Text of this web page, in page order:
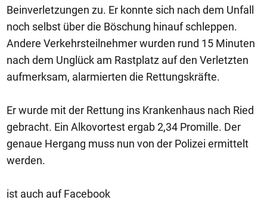
Beinverletzungen zu. Er konnte sich nach dem Unfall
noch selbst über die Böschung hinauf schleppen.
Andere Verkehrsteilnehmer wurden rund 15 Minuten
nach dem Unglück am Rastplatz auf den Verletzten
aufmerksam, alarmierten die Rettungskräfte.
Er wurde mit der Rettung ins Krankenhaus nach Ried
gebracht. Ein Alkovortest ergab 2,34 Promille. Der
genaue Hergang muss nun von der Polizei ermittelt
werden.
ist auch auf Facebook